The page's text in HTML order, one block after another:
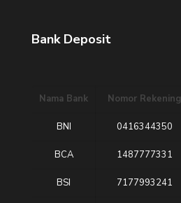
Bank Deposit
Nama Bank Nomor Rekening
BNI 0416344350
BCA 1487777331
BSI 7177993241